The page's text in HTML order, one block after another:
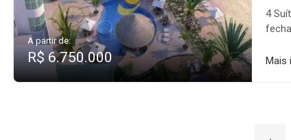
A partir de:
R$ 6.750.000
4
Mais